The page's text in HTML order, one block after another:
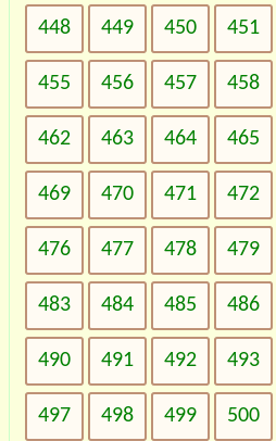
448 449 450 451
455 456 457 458
462 463 464 465
469 470 471 472
476 477 478 479
483 484 485 486
490 491 492 493
497 498 499 500